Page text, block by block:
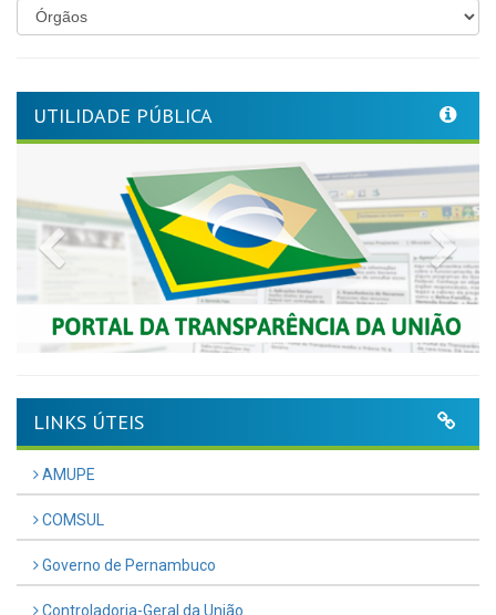
UTILIDADE PÚBLICA
Previous
LINKS ÚTEIS
AMUPE
COMSUL
Governo de Pernambuco
Controladoria-Geral da União